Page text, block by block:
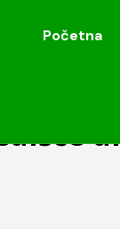
Početna
Početna